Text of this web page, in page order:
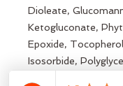
Dioleate,
Ketogluconate,
Epoxide,
Isosorbide,